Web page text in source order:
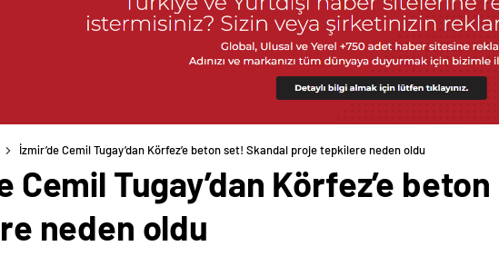
İzmir’de Cemil Tugay’dan Körfez’e beton set! Skandal proje tepkilere neden oldu
Cemil Tugay’dan Körfez’e
neden oldu